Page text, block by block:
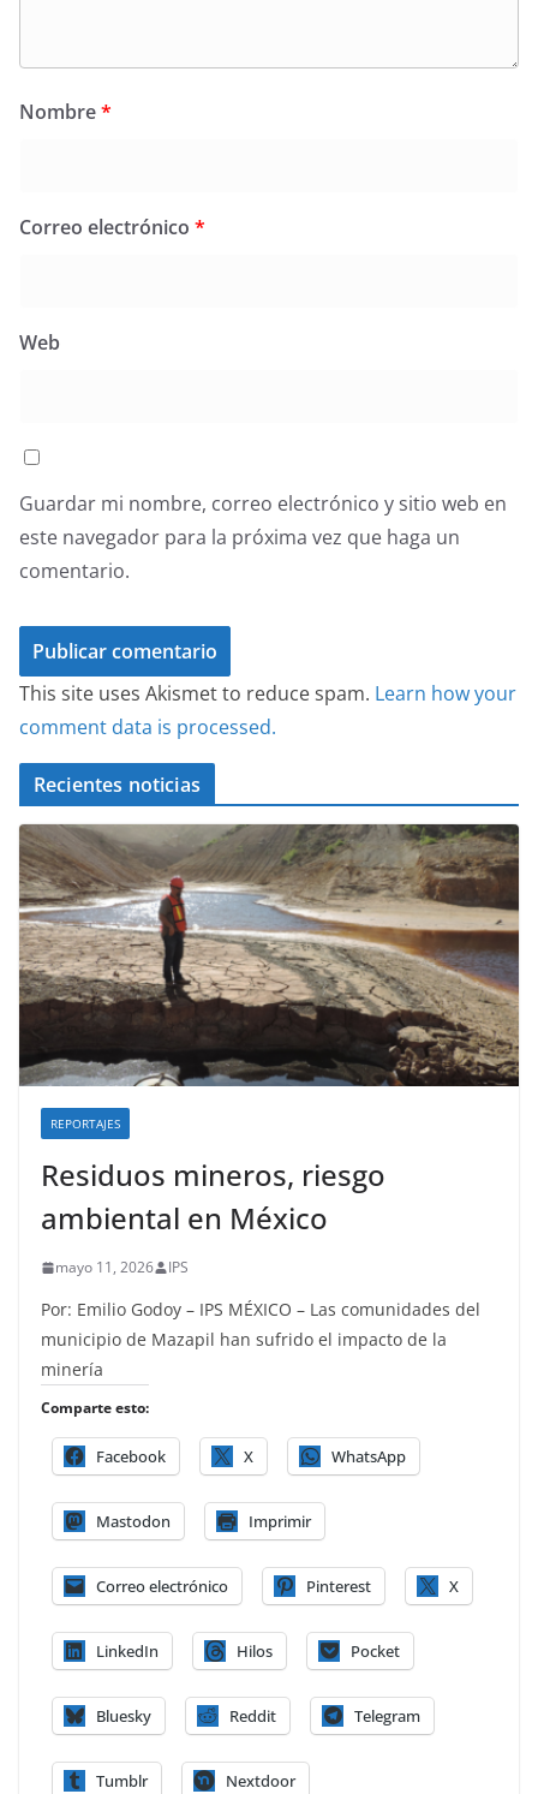
Nombre*
Correo electrónico *
Web
Guardar mi nombre, correo electrónico y sitio web en
este navegador para la próxima vez que haga un
comentario.
This site uses Akismet to reduce spam. Learn how your
comment data is processed.
Recientes noticias
REPORTAJES
Residuos mineros, riesgo
ambiental en México
mayo 11, 2026 IPS
Por: Emilio Godoy – IPS MÉXICO – Las comunidades del
municipio de Mazapil han sufrido el impacto de la
minería
Comparte esto:
Facebook X WhatsApp
Mastodon Imprimir
Correo electrónico Pinterest X
LinkedIn Hilos Pocket
Bluesky Reddit Telegram
Tumblr Nextdoor